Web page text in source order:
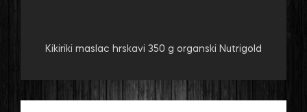
Kikiriki maslac hrskavi 350 g organski Nutrigold